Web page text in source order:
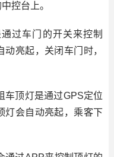
控台上。
过车门的开关来控制
亮起，关闭车门时，
车顶灯是通过GPS定位
灯会自动亮起，乘客下